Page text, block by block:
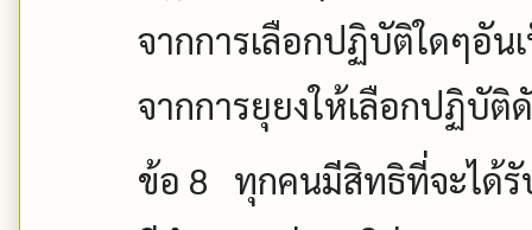
จากการเลือกปฏิบัติใดๆอั
จากการยุยงให้เลือกปฏิบัติ
ข้อ 8 ทุกคนมีสิทธิที่จะได้